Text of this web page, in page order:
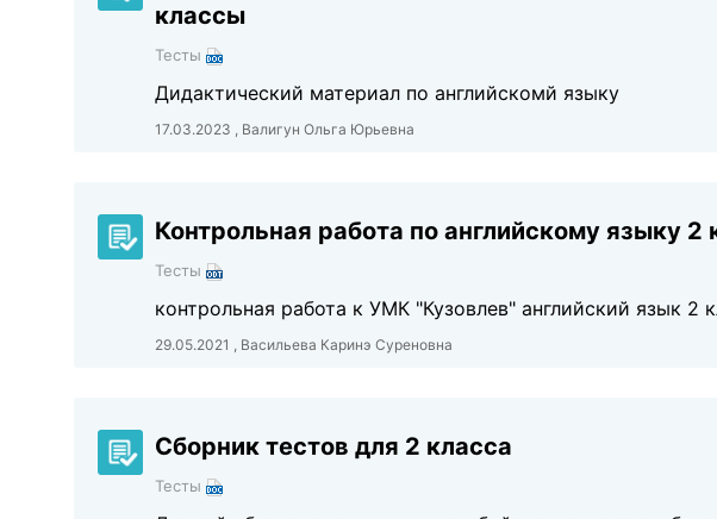
классы
Тесты
Дидактический материал по английскомй языку
17.03.2023 , Валигун Ольга Юрьевна
Контрольная работа по английскому языку 2
Тесты
контрольная работа к УМК "Кузовлев" английский язык 2
29.05.2021 , Васильева Каринэ Суреновна
Сборник тестов для 2 класса
Тесты